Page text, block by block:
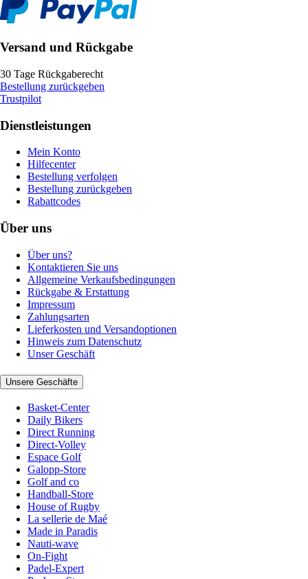
Versand und Rückgabe
30 Tage Rückgaberecht
Bestellung zurückgeben
Trustpilot
Dienstleistungen
Mein Konto
Hilfecenter
Bestellung verfolgen
Bestellung zurückgeben
Rabattcodes
Über uns
Über uns?
Kontaktieren Sie uns
Allgemeine Verkaufsbedingungen
Rückgabe & Erstattung
Impressum
Zahlungsarten
Lieferkosten und Versandoptionen
Hinweis zum Datenschutz
Unser Geschäft
Unsere Geschäfte
Basket-Center
Daily Bikers
Direct Running
Direct-Volley
Espace Golf
Galopp-Store
Golf and co
Handball-Store
House of Rugby
La sellerie de Maé
Made in Paradis
Nauti-wave
On-Fight
Padel-Expert